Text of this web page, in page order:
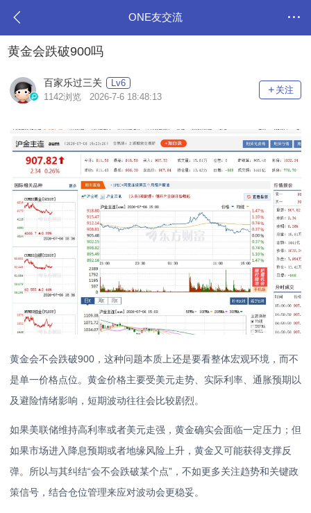
ONE友交流
黄金会跌破900吗
百家乐过三关
Lv6
1142浏览 2026-7-6 18:48:13
关注
黄金会不会跌破900，这种问题本质上还是要看整体宏观环境，而不
是单一价格点位。黄金价格主要受美元走势、实际利率、通胀预期以
及避险情绪影响，短期波动往往会比较剧烈。
如果美联储维持高利率或者美元走强，黄金确实会面临一定压力；但
如果市场进入降息预期或者地缘风险上升，黄金又可能获得支撑反
弹。所以与其纠结“会不会跌破某个点”，不如更多关注趋势和关键政
策信号，结合仓位管理来应对波动会更稳妥。